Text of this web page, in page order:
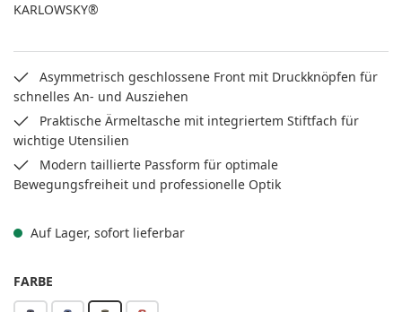
KARLOWSKY®
Asymmetrisch geschlossene Front mit Druckknöpfen für
schnelles An- und Ausziehen
Praktische Ärmeltasche mit integriertem Stiftfach für
wichtige Utensilien
Modern taillierte Passform für optimale
Bewegungsfreiheit und professionelle Optik
Auf Lager, sofort lieferbar
FARBE